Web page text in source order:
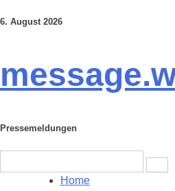
Skip
6. August 2026
Pressemeldungen
for:
Home